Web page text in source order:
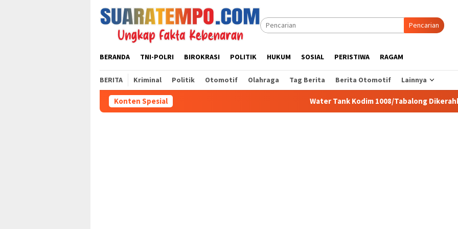
konten
Pencarian
BERANDA TNI-POLRI BIROKRASI POLITIK HUKUM SOSIAL PERISTIWA RAGAM
BERITA Kriminal Politik Otomotif Olahraga Tag Berita Berita Otomotif Lainnya
Konten Spesial Water Tank Kodim 1008/Tabalong Dikerahkan Atasi